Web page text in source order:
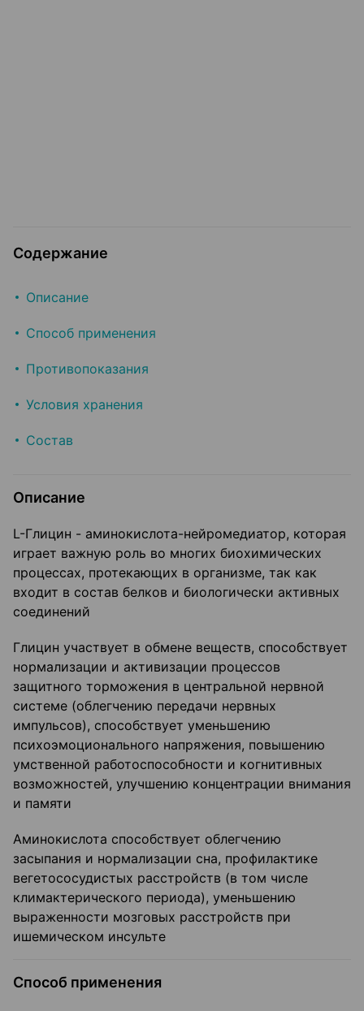
Содержание
Описание
Способ применения
Противопоказания
Условия хранения
Состав
Описание
L-Глицин - аминокислота-нейромедиатор, которая
играет важную роль во многих биохимических
процессах, протекающих в организме, так как
входит в состав белков и биологически активных
соединений
Глицин участвует в обмене веществ, способствует
нормализации и активизации процессов
защитного торможения в центральной нервной
системе (облегчению передачи нервных
импульсов), способствует уменьшению
психоэмоционального напряжения, повышению
умственной работоспособности и когнитивных
возможностей, улучшению концентрации внимания
и памяти
Аминокислота способствует облегчению
засыпания и нормализации сна, профилактике
вегетососудистых расстройств (в том числе
климактерического периода), уменьшению
выраженности мозговых расстройств при
ишемическом инсульте
Способ применения